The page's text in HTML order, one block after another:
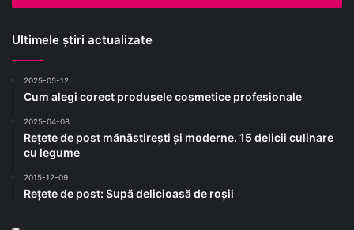
Ultimele știri actualizate
2025-05-12
Cum alegi corect produsele cosmetice profesionale
2025-04-08
Rețete de post mănăstirești și moderne. 15 delicii culinare
cu legume
2015-12-09
Rețete de post: Supă delicioasă de roșii